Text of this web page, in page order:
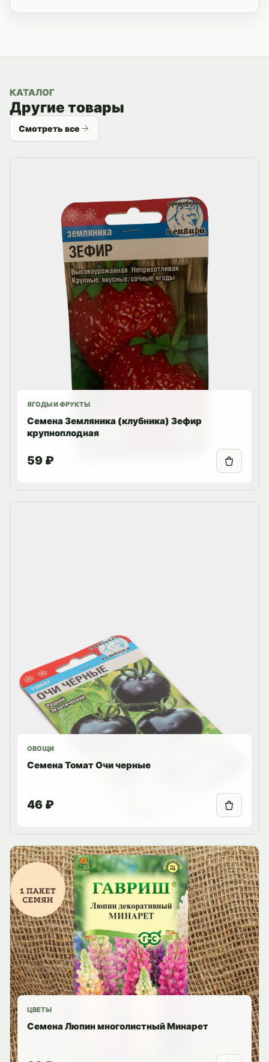
КАТАЛОГ
Другие товары
Смотреть все
ЯГОДЫ И ФРУКТЫ
Семена Земляника (клубника) Зефир
крупноплодная
59 ₽
ОВОЩИ
Семена Томат Очи черные
46 ₽
ЦВЕТЫ
Семена Люпин многолистный Минарет